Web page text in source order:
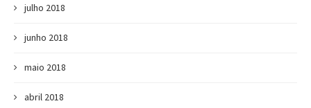
julho 2018
junho 2018
maio 2018
abril 2018